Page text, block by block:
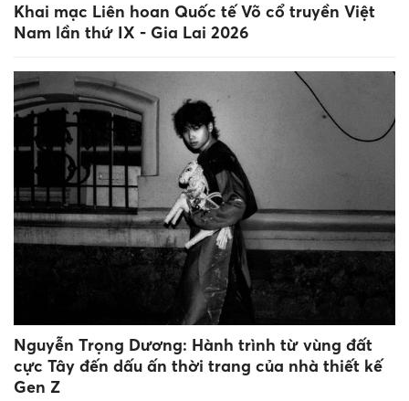
Khai mạc Liên hoan Quốc tế Võ cổ truyền Việt
Nam lần thứ IX - Gia Lai 2026
Nguyễn Trọng Dương: Hành trình từ vùng đất
cực Tây đến dấu ấn thời trang của nhà thiết kế
Gen Z